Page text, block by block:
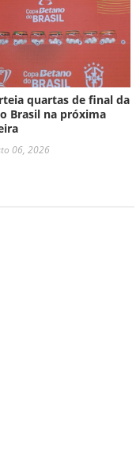
quartas de final da
Brasil na próxima
06, 2026